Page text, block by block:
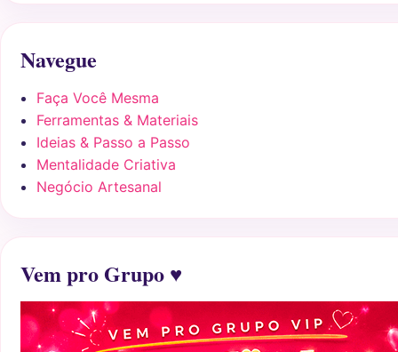
Navegue
Faça Você Mesma
Ferramentas & Materiais
Ideias & Passo a Passo
Mentalidade Criativa
Negócio Artesanal
Vem pro Grupo ♥